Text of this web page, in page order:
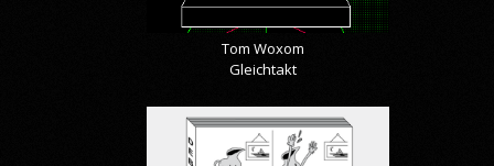
Tom Woxom
Gleichtakt